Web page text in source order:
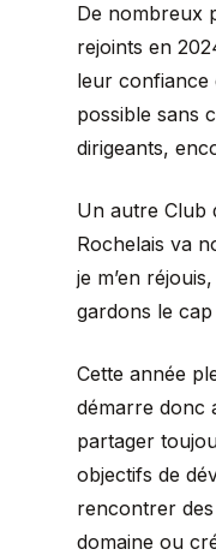
De nombreux
rejoints en
leur confiance
possible sans
dirigeants,
Un autre Club
Rochelais va
je m’en
gardons le
Cette année
démarre donc
partager
objectifs de
rencontrer
domaine ou